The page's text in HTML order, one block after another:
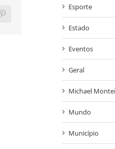
Pinterest
Esporte
Estado
Eventos
Geral
Michael
Mundo
Município